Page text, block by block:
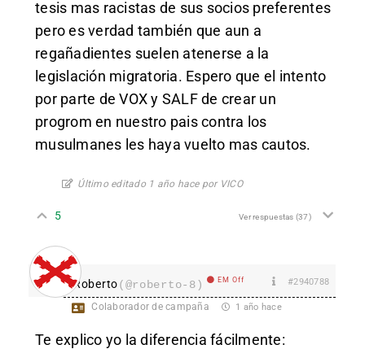
tesis mas racistas de sus socios preferentes
pero es verdad también que aun a
regañadientes suelen atenerse a la
legislación migratoria. Espero que el intento
por parte de VOX y SALF de crear un
progrom en nuestro pais contra los
musulmanes les haya vuelto mas cautos.
Último editado 1 año hace por VICO
5 Ver respuestas (37)
Roberto(@roberto-8) EM Off #2940788
Colaborador de campaña 1 año hace
Te explico yo la diferencia fácilmente: